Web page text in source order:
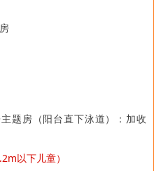
题房（阳台直下泳道）：加收
以下儿童）